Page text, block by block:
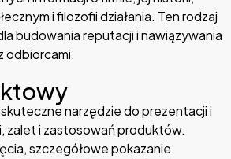
i filozofii działania. Ten rodzaj
budowania reputacji i nawiązywania
odbiorcami.
narzędzie do prezentacji i
zalet i zastosowań produktów.
szczegółowe pokazanie